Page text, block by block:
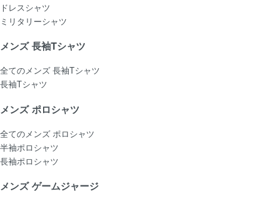
ドレスシャツ
ミリタリーシャツ
メンズ 長袖Tシャツ
全てのメンズ 長袖Tシャツ
長袖Tシャツ
メンズ ポロシャツ
全てのメンズ ポロシャツ
半袖ポロシャツ
長袖ポロシャツ
メンズ ゲームジャージ